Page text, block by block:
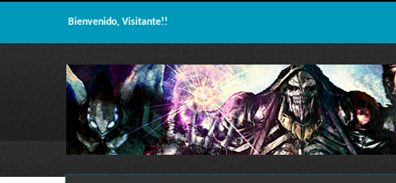
Bienvenido, Visitante!!